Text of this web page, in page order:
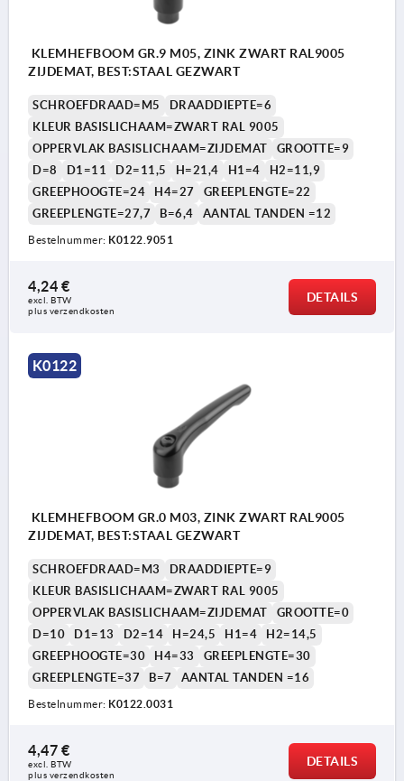
KLEMHEFBOOM GR.9 M05, ZINK ZWART RAL9005
ZIJDEMAT, BEST:STAAL GEZWART
SCHROEFDRAAD=M5
DRAADDIEPTE=6
KLEUR BASISLICHAAM=ZWART RAL 9005
OPPERVLAK BASISLICHAAM=ZIJDEMAT
GROOTTE=9
D=8
D1=11 D2=11,5 H=21,4 H1=4
H2=11,9
GREEPHOOGTE=24
H4=27
GREEPLENGTE=22
GREEPLENGTE=27,7
B=6,4 AANTAL TANDEN =12
Bestelnummer: K0122.9051
4,24 €
excl. BTW
plus verzendkosten
DETAILS
K0122
KLEMHEFBOOM GR.0 M03, ZINK ZWART RAL9005
ZIJDEMAT, BEST:STAAL GEZWART
SCHROEFDRAAD=M3
DRAADDIEPTE=9
KLEUR BASISLICHAAM=ZWART RAL 9005
OPPERVLAK BASISLICHAAM=ZIJDEMAT
GROOTTE=0
D=10
D1=13 D2=14 H=24,5 H1=4
H2=14,5
GREEPHOOGTE=30
H4=33
GREEPLENGTE=30
GREEPLENGTE=37
B=7 AANTAL TANDEN =16
Bestelnummer: K0122.0031
4,47 €
excl. BTW
plus verzendkosten
DETAILS